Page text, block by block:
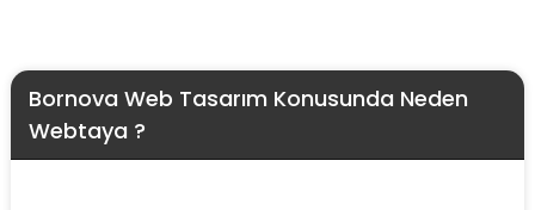
Bornova Web Tasarım Konusunda Neden
Webtaya ?